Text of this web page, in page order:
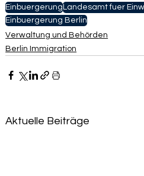
EinbuergerungLandesamt fuer
Einbuergerung Berlin
Verwaltung und Behörden
Berlin Immigration
Aktuelle Beiträge